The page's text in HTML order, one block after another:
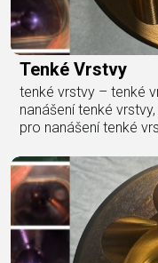
Tenké Vrstvy
tenké vrstvy – tenké
nanášení tenké
pro nanášení tenké